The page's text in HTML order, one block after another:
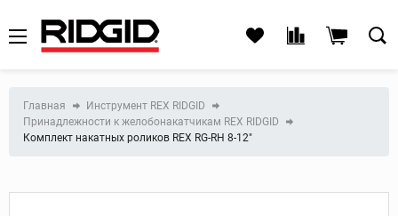
Главная
Инструмент REX RIDGID
Принадлежности к желобонакатчикам REX RIDGID
Комплект накатных роликов REX RG-RH 8-12"